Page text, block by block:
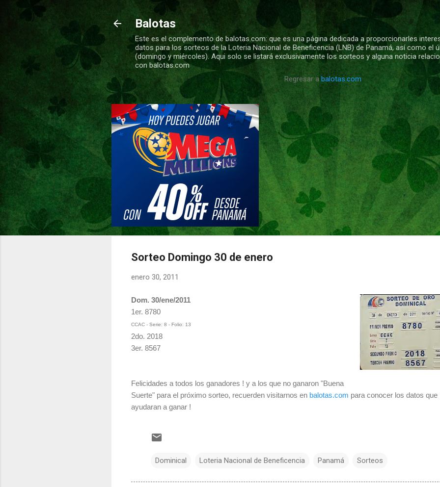
Ir al contenido principal
Balotas
Este es el complemento de balotas.com: que es una página dedicada a proporcionarles
datos para los sorteos de la Loteria Nacional de Beneficencia (LNB) de Panamá, así como el
(domingo y miércoles). Aqui solo se listará exclusivamente los sorteos y alguna noticia
con balotas.com
Regresar abalotas.com
Sorteo Domingo 30 de enero
enero 30, 2011
Dom. 30/ene/2011
1er. 8780
CCAC - Serie: 8 - Folio: 13
2do. 2018
3er. 8567
Felicidades a todos los ganadores ! y a los que no ganaron "Buena
Suerte" para el próximo sorteo, recuerden visitarnos en balotas.com para conocer los datos que
ayudaran a ganar !
Dominical Loteria Nacional de Beneficencia Panamá Sorteos